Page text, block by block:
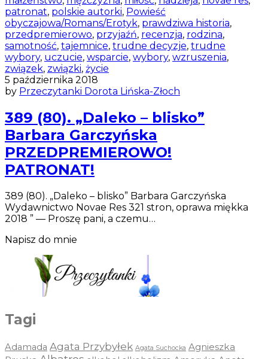
patronat, polskie autorki, Powieść
obyczajowa/Romans/Erotyk, prawdziwa historia,
przedpremierowo, przyjaźń, recenzja, rodzina,
samotność, tajemnice, trudne decyzje, trudne
wybory, uczucie, wsparcie, wybory, wzruszenia,
związek, związki, życie
5 października 2018
by Przeczytanki Dorota Lińska-Złoch
389 (80). „Daleko – blisko”
Barbara Garczyńska
PRZEDPREMIEROWO!
PATRONAT!
389 (80). „Daleko – blisko” Barbara Garczyńska
Wydawnictwo Novae Res 321 stron, oprawa miękka
2018 ” — Proszę pani, a czemu…
Napisz do mnie
Tagi
Adamada Agata Przybyłek Agata Suchocka Agnieszka